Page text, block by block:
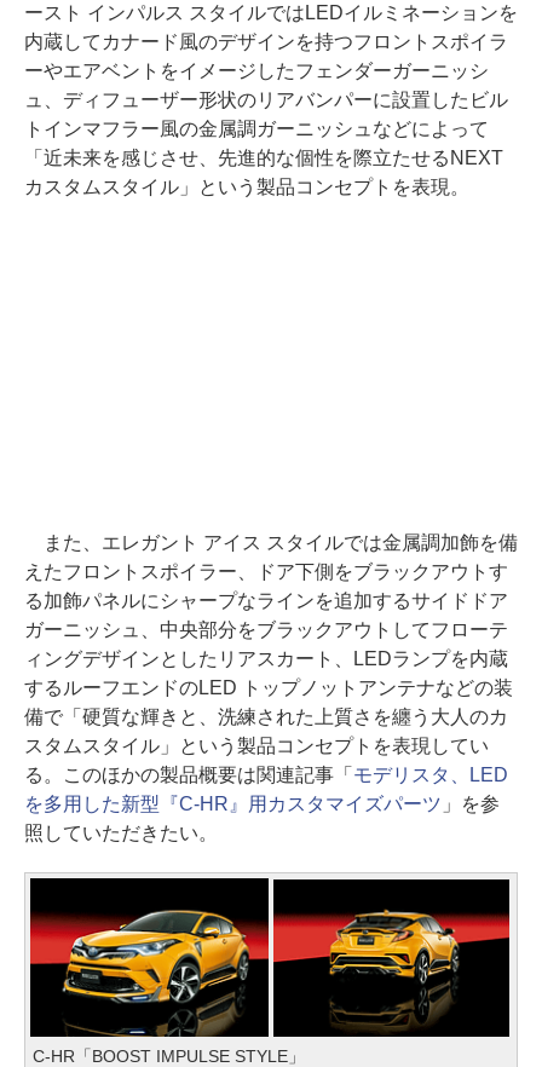
ースト インパルス スタイルではLEDイルミネーションを
内蔵してカナード風のデザインを持つフロントスポイラ
ーやエアベントをイメージしたフェンダーガーニッシ
ュ、ディフューザー形状のリアバンパーに設置したビル
トインマフラー風の金属調ガーニッシュなどによって
「近未来を感じさせ、先進的な個性を際立たせるNEXT
カスタムスタイル」という製品コンセプトを表現。
また、エレガント アイス スタイルでは金属調加飾を備
えたフロントスポイラー、ドア下側をブラックアウトす
る加飾パネルにシャープなラインを追加するサイドドア
ガーニッシュ、中央部分をブラックアウトしてフローテ
ィングデザインとしたリアスカート、LEDランプを内蔵
するルーフエンドのLED トップノットアンテナなどの装
備で「硬質な輝きと、洗練された上質さを纏う大人のカ
スタムスタイル」という製品コンセプトを表現してい
る。このほかの製品概要は関連記事「 モデリスタ、LED
を多用した新型『C-HR』用カスタマイズパーツ 」を参
照していただきたい。
C-HR「BOOST IMPULSE STYLE」